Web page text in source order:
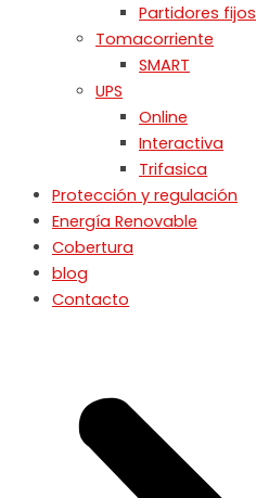
Partidores fijos
Tomacorriente
SMART
UPS
Online
Interactiva
Trifasica
Protección y regulación
Energía Renovable
Cobertura
blog
Contacto